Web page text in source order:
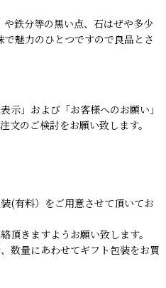
鉄分等の黒い点、石はぜや多少
魅力のひとつですので良品とさ
示」および「お客様へのお願い」
文のご検討をお願い致します。
(有料）をご用意させて頂いてお
頂きますようお願い致します。
数量にあわせてギフト包装をお買